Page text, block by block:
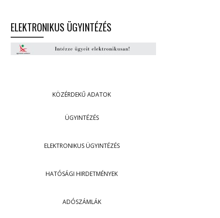
ELEKTRONIKUS ÜGYINTÉZÉS
KÖZÉRDEKŰ ADATOK
ÜGYINTÉZÉS
ELEKTRONIKUS ÜGYINTÉZÉS
HATÓSÁGI HIRDETMÉNYEK
ADÓSZÁMLÁK